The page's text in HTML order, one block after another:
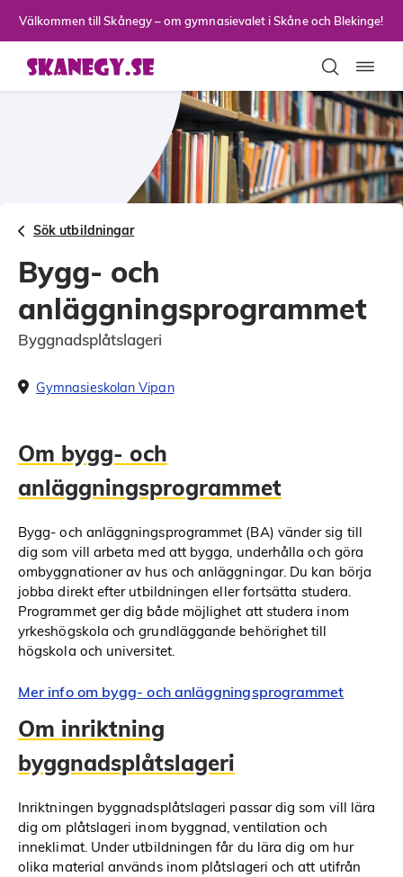
Välkommen till Skånegy – om gymnasievalet i Skåne och Blekinge!
Sök utbildningar
Bygg- och
anläggningsprogrammet
Byggnadsplåtslageri
Gymnasieskolan Vipan
Om bygg- och
anläggningsprogrammet
Bygg- och anläggningsprogrammet (BA) vänder sig till
dig som vill arbeta med att bygga, underhålla och göra
ombyggnationer av hus och anläggningar. Du kan börja
jobba direkt efter utbildningen eller fortsätta studera.
Programmet ger dig både möjlighet att studera inom
yrkeshögskola och grundläggande behörighet till
högskola och universitet.
Mer info om bygg- och anläggningsprogrammet
Om inriktning
byggnadsplåtslageri
Inriktningen byggnadsplåtslageri passar dig som vill lära
dig om plåtslageri inom byggnad, ventilation och
inneklimat. Under utbildningen får du lära dig om hur
olika material används inom plåtslageri och att utifrån